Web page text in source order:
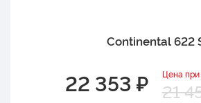
Continental 622
22 353 ₽ Цена при
21